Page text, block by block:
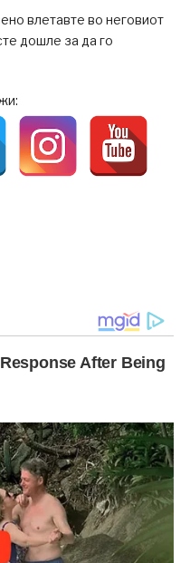
влетавте во неговиот
дошле за да го